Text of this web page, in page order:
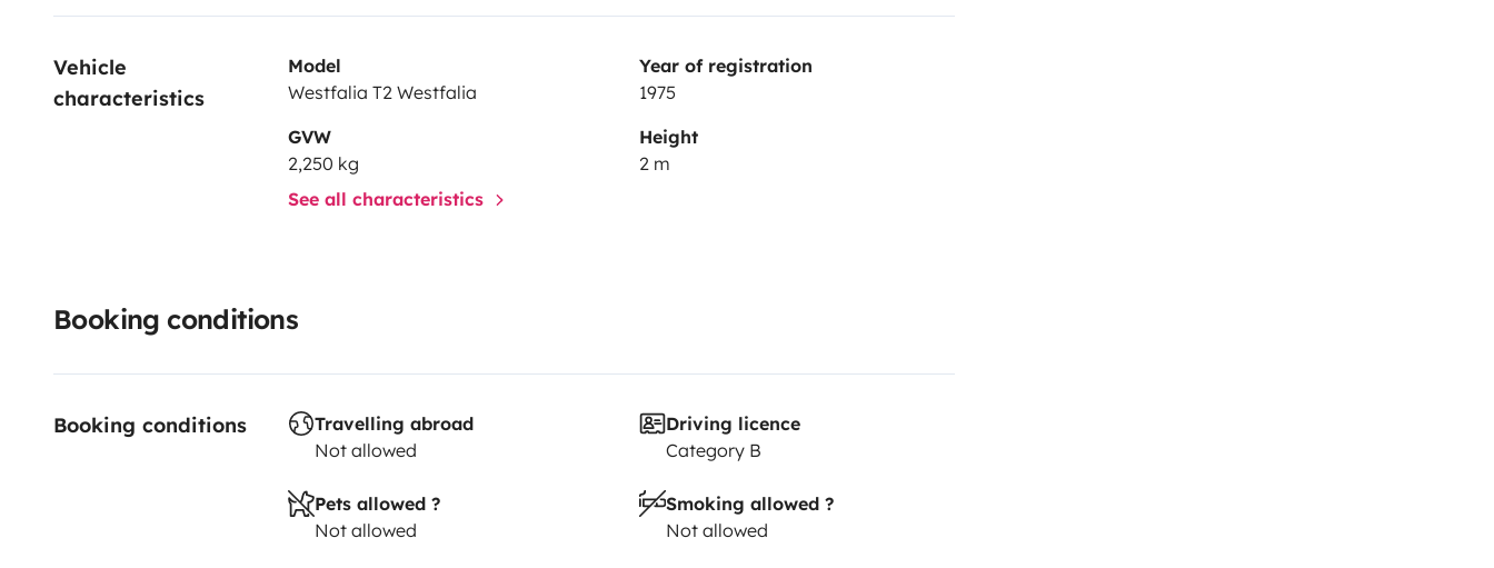
Vehicle
characteristics
Model
Westfalia T2 Westfalia
Year of registration
1975
GVW
2,250 kg
Height
2 m
See all characteristics
Booking conditions
Booking conditions
Travelling abroad
Not allowed
Driving licence
Category B
Pets allowed ?
Not allowed
Smoking allowed ?
Not allowed